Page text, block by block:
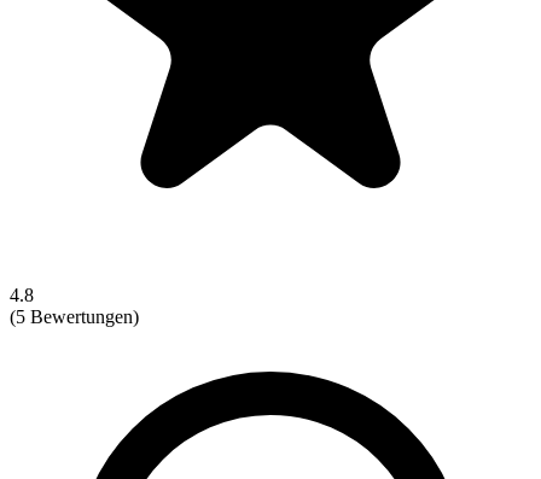
4.8
(5 Bewertungen)